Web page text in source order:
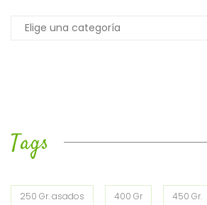
Tags
250 Gr. asados 400 Gr 450 Gr.